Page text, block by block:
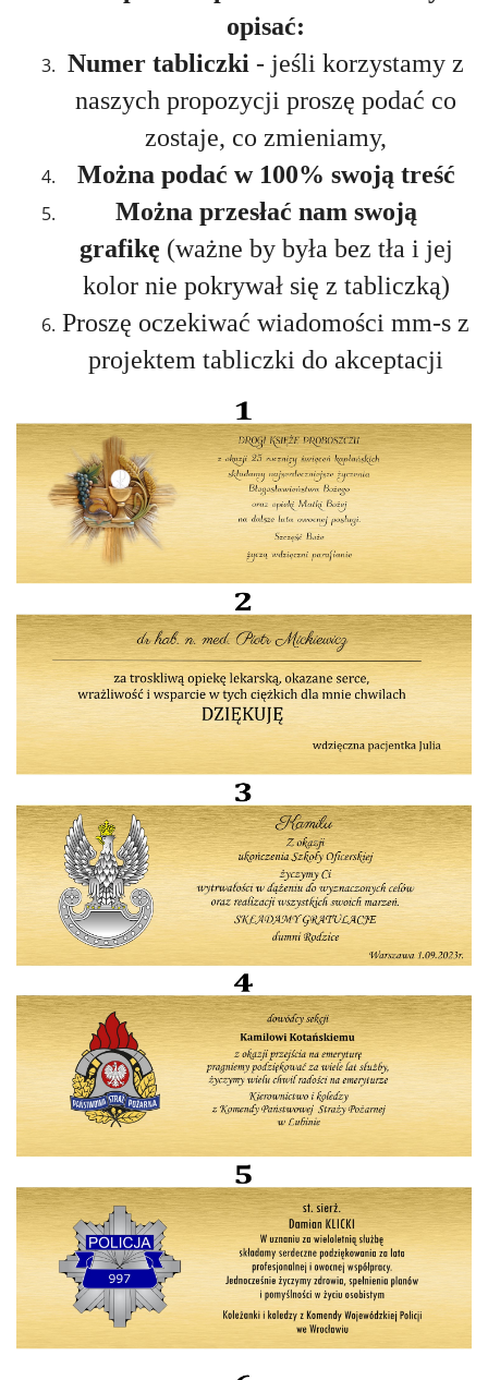
opisać:
Numer tabliczki - jeśli korzystamy z
naszych propozycji proszę podać co
zostaje, co zmieniamy,
Można podać w 100% swoją treść
Można przesłać nam swoją
grafikę (ważne by była bez tła i jej
kolor nie pokrywał się z tabliczką)
Proszę oczekiwać wiadomości mm-s z
projektem tabliczki do akceptacji